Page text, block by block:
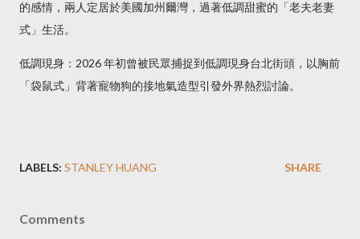
的感情，兩人定居於美國加州爾灣，過著低調甜蜜的「老夫老妻
式」生活。
低調現身：2026 年初曾被民眾捕捉到低調現身台北街頭，以胸前
「袋鼠式」背著寵物狗的接地氣造型引發外界熱烈討論。
LABELS: STANLEY HUANG SHARE
Comments